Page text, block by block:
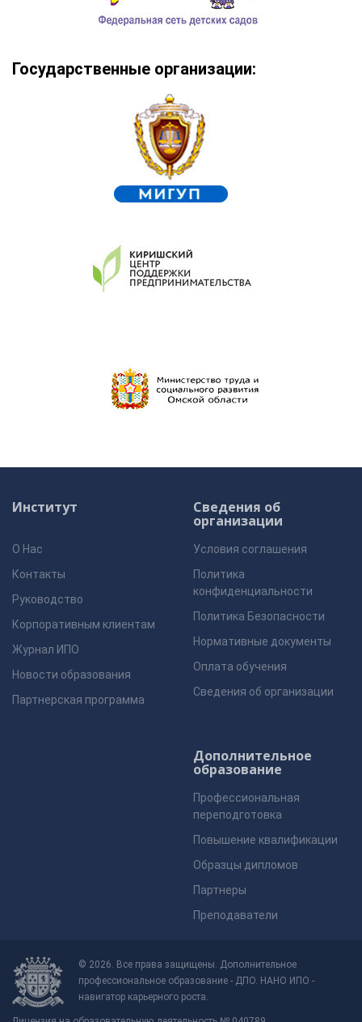
Государственные организации:
Институт
О Нас
Контакты
Руководство
Корпоративным клиентам
Журнал ИПО
Новости образования
Партнерская программа
Сведения об
организации
Условия соглашения
Политика
конфиденциальности
Политика Безопасности
Нормативные документы
Оплата обучения
Сведения об организации
Дополнительное
образование
Профессиональная
переподготовка
Повышение квалификации
Образцы дипломов
Партнеры
Преподаватели
© 2026. Все права защищены. Дополнительное
профессиональное образование - ДПО. НАНО ИПО -
навигатор карьерного роста.